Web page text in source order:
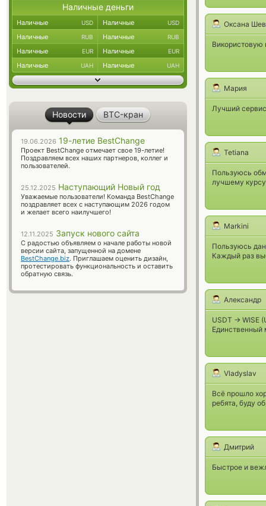
Оксана
Використовую
Мария
Лучший
Tetiana
Пользуюсь
лучшему
Markini
Пользуюсь
Каждый раз
Александр
USDT -> WISE
Единственный
Vladyslav
Всё прошло
ребята, буду
Дмитрий
Быстрое и
Наличные деньги
Наличные USD Наличные USD
Наличные RUB Наличные RUB
Наличные EUR Наличные EUR
Наличные UAH Наличные UAH
Новости BTC-кран
19.06.2026 19-летие BestChange
Проект BestChange отмечает свое 19-летие!
Поздравляем всех наших партнеров, коллег и
пользователей.
25.12.2025 Наступающий Новый год
Уважаемые пользователи! Команда BestChange
поздравляет всех с наступающим 2026 годом
и желает всего наилучшего!
12.11.2025 Запуск нового сайта
С радостью объявляем о начале работы новой
версии сайта, запущенной на домене
BestChange.biz. Приглашаем оценить дизайн,
протестировать функциональность и оставить
обратную связь.